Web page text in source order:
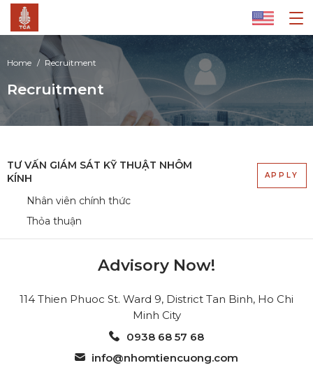
Home Recruitment
Recruitment
TƯ VẤN GIÁM SÁT KỸ THUẬT NHÔM
KÍNH
Nhân viên chính thức
Thỏa thuận
APPLY
Advisory Now!
114 Thien Phuoc St. Ward 9, District Tan Binh, Ho Chi
Minh City
0938 68 57 68
info@nhomtiencuong.com